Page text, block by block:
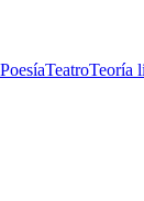
PoesíaTeatroTeoría